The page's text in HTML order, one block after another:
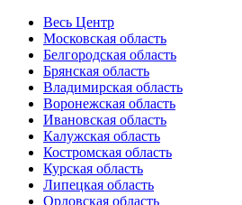
Весь Центр
Московская область
Белгородская область
Брянская область
Владимирская область
Воронежская область
Ивановская область
Калужская область
Костромская область
Курская область
Липецкая область
Орловская область